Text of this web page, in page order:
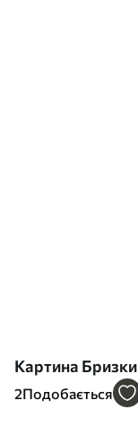
Картина
2Подобається